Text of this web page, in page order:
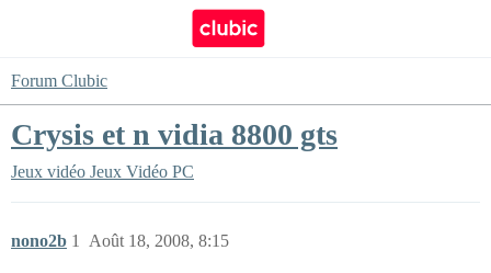
Forum Clubic
Crysis et n vidia 8800 gts
Jeux vidéo Jeux Vidéo PC
nono2b Août 18, 2008, 8:15
1